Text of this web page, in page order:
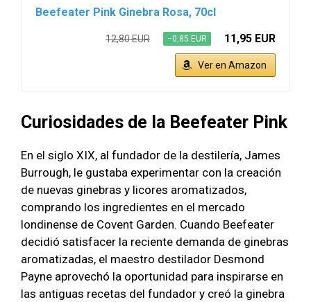
Beefeater Pink Ginebra Rosa, 70cl
12,80 EUR −0,85 EUR 11,95 EUR
Ver en Amazon
Curiosidades de la Beefeater Pink
En el siglo XIX, al fundador de la destilería, James
Burrough, le gustaba experimentar con la creación
de nuevas ginebras y licores aromatizados,
comprando los ingredientes en el mercado
londinense de Covent Garden. Cuando Beefeater
decidió satisfacer la reciente demanda de ginebras
aromatizadas, el maestro destilador Desmond
Payne aprovechó la oportunidad para inspirarse en
las antiguas recetas del fundador y creó la ginebra